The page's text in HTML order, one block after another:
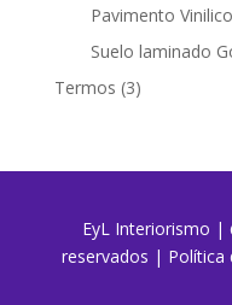
Pavimento Vinilico
Suelo laminado
Termos 33
EyL Interiorismo |
reservados | Política